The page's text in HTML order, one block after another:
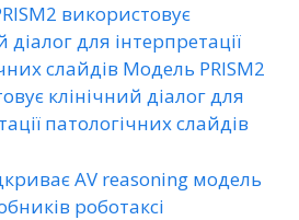
використовує
діалог для інтерпретації
слайдів Модель PRISM2
клінічний діалог для
патологічних слайдів
AV reasoning модель
роботаксі